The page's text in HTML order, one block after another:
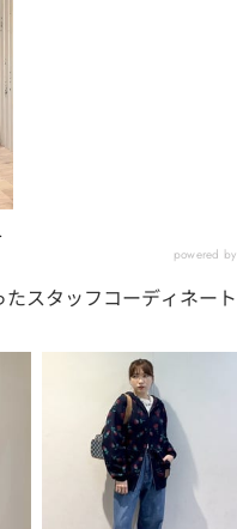
powered by
スタッフコーディネート